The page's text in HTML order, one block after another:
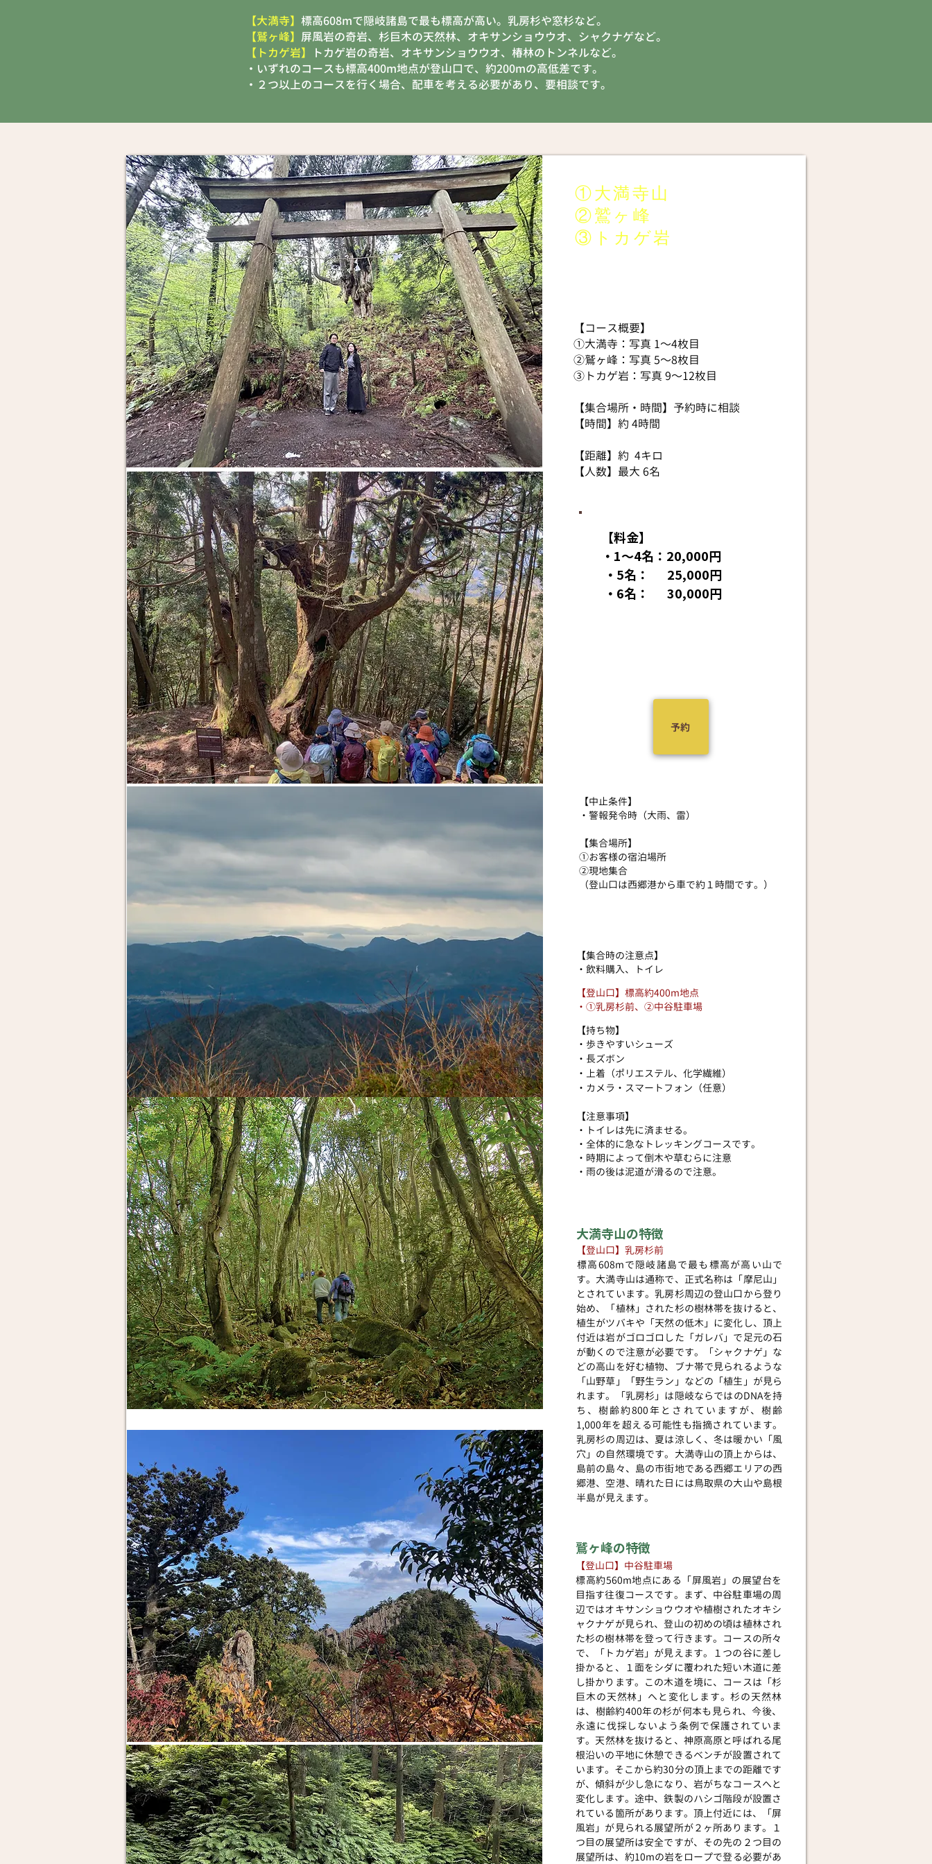
【大満寺】 標高608mで隠岐諸島で最も標高が高い。乳房杉や窓杉など。
【鷲ヶ峰】 屏風岩の奇岩、杉巨木の天然林、オキサンショウウオ、シャクナゲなど。
【トカゲ岩】
トカゲ岩の奇岩、オキサンショウウオ、椿林のトンネルなど。
・いずれのコースも標高400m地点が登山口で、約200mの高低差です。
・２つ以上のコースを行く場合、配車を考える必要があり、要相談です。
①大満寺山
②鷲ヶ峰
③トカゲ岩
【コース概要】
①大満寺：写真 1〜4枚目
②鷲ヶ峰： 写真 5〜8枚目
③トカゲ岩： 写真 9〜12枚目
【集合場所・時間】予約時に相談
【時間】約 4時間
​【距離】約 4キロ
​​【人数】最大 6名
【料金】
・1〜4名：20,000円
・5名： 25,000円
・6名： 30,000円
予約
​【中止条件】
​・警報発令時（大雨、雷）
​【集合場所】
​①お客様の宿泊場所
②現地集合
​（登山口は西郷港から車で約１時間です。）
【集合時の注意点】
・飲料購入、トイレ
【登山口】​標高約400m地点
・①乳房杉前、②中谷駐車場
​【持ち物】
・歩きやすいシューズ
・長ズボン
・上着（ポリエステル、化学繊維）
・カメラ・スマートフォン（任意）
【注意事項】
・トイレは先に済ませる。
・全体的に急なトレッキングコースです。
・時期によって倒木や草むらに注意
・雨の後は泥道が滑るので注意。
​​大満寺山の特徴
【登山口】乳房杉前
標高608mで隠岐諸島で最も標高が高い山で
す。大満寺山は通称で、正式名称は「摩尼山」
とされています。乳房杉周辺の登山口から登り
始め、「植林」された杉の樹林帯を抜けると、
植生がツバキや「天然の低木」に変化し、頂上
付近は岩がゴロゴロした「ガレバ」で足元の石
が動くので注意が必要です。「シャクナゲ」な
どの高山を好む植物、ブナ帯で見られるような
「山野草」「野生ラン」などの「植生」が見ら
れます。「乳房杉」は隠岐ならではのDNAを持
ち、樹齢約800年とされていますが、樹齢
1,000年を超える可能性も指摘されています。
乳房杉の周辺は、夏は涼しく、冬は暖かい「風
穴」の自然環境です。大満寺山の頂上からは、
島前の島々、島の市街地である西郷エリアの西
郷港、空港、晴れた日には鳥取県の大山や島根
半島が見えます。​​
鷲ヶ峰の特徴
【登山口】中谷駐車場
標高約560m地点にある「屏風岩」の展望台を
目指す往復コースです。まず、 中谷駐車場の周
辺ではオキサンショウウオや植樹されたオキシ
ャクナゲが見られ、登山の初めの頃は植林され
た杉の樹林帯を登って行きます。コースの所々
で、「トカゲ岩」が見えます。１つの谷に差し
掛かると、１面をシダに覆われた短い木道に差
し掛かります。この木道を境に、コースは「杉
巨木の天然林」へと変化します。杉の天然林
は、樹齢約400年の杉が何本も見られ、今後、
永遠に伐採しないよう条例で保護されていま
す。 ​天然林を抜けると、神原高原と呼ばれる尾
根沿いの平地に休憩できるベンチが設置されて
います。そこから約30分の頂上までの距離です
が、傾斜が少し急になり、岩がちなコースへと
変化します。途中、鉄製のハシゴ階段が設置さ
れている箇所があります。頂上付近には、「屏
風岩」が見られる展望所が２ヶ所あります。１
つ目の展望所は安全ですが、その先の２つ目の
展望所は、約10mの岩をロープで登る必要があ